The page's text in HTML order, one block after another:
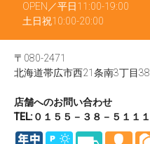
OPEN／平日11:00-19:00
土日祝10:00-20:00
〒080-2471
北海道帯広市西21条南3丁目38
店舗へのお問い合わせ
TEL:０１５５－３８－５１１１